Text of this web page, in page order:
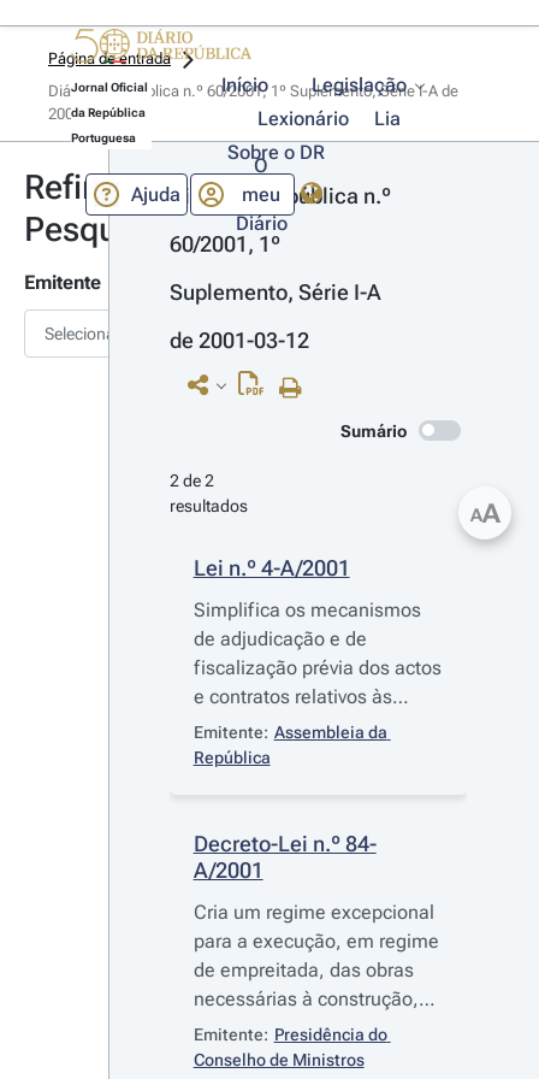
Jornal Oficial
da República
Portuguesa
Início
Legislação
Lexionário
Lia
Sobre o DR
Ajuda
O
meu
Diário
Página de entrada
Diário da República n.º 60/2001, 1º Suplemento, Série I-A de
2001-03-12
Refinar
Pesquisa
Emitente
Selecionar
Diário da República n.º
60/2001, 1º
Suplemento, Série I-A
de 2001-03-12
Sumário
2 de 2
resultados
Lei n.º 4-A/2001
Simplifica os mecanismos
de adjudicação e de
fiscalização prévia dos actos
e contratos relativos às
obras de reparação,
construção e reconstrução
nacionais e municipais dos
concelhos de Castelo de
Paiva e de Penafiel
Emitente: Assembleia da
República
Decreto-Lei n.º 84-
A/2001
Cria um regime excepcional
para a execução, em regime
de empreitada, das obras
necessárias à construção,
reparação e reconstrução de
infra-estruturas e
Emitente: Presidência do
Conselho de Ministros
AA